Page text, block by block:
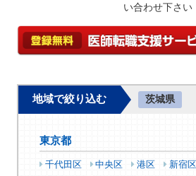
い合わせ下さい
地域で絞り込む 茨城県
東京都
千代田区 中央区 港区 新宿区